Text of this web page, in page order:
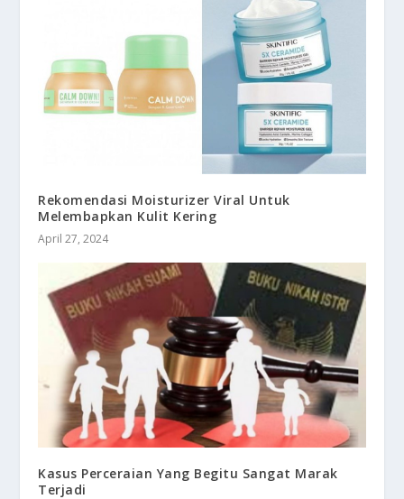
Rekomendasi Moisturizer Viral Untuk
Melembapkan Kulit Kering
April 27, 2024
Kasus Perceraian Yang Begitu Sangat Marak
Terjadi